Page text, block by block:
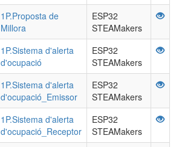
1P.Proposta de
Millora
ESP32
STEAMakers
1P.Sistema d'alerta
d'ocupació
ESP32
STEAMakers
1P.Sistema d'alerta
d'ocupació_Emissor
ESP32
STEAMakers
1P.Sistema d'alerta
d'ocupació_Receptor
ESP32
STEAMakers